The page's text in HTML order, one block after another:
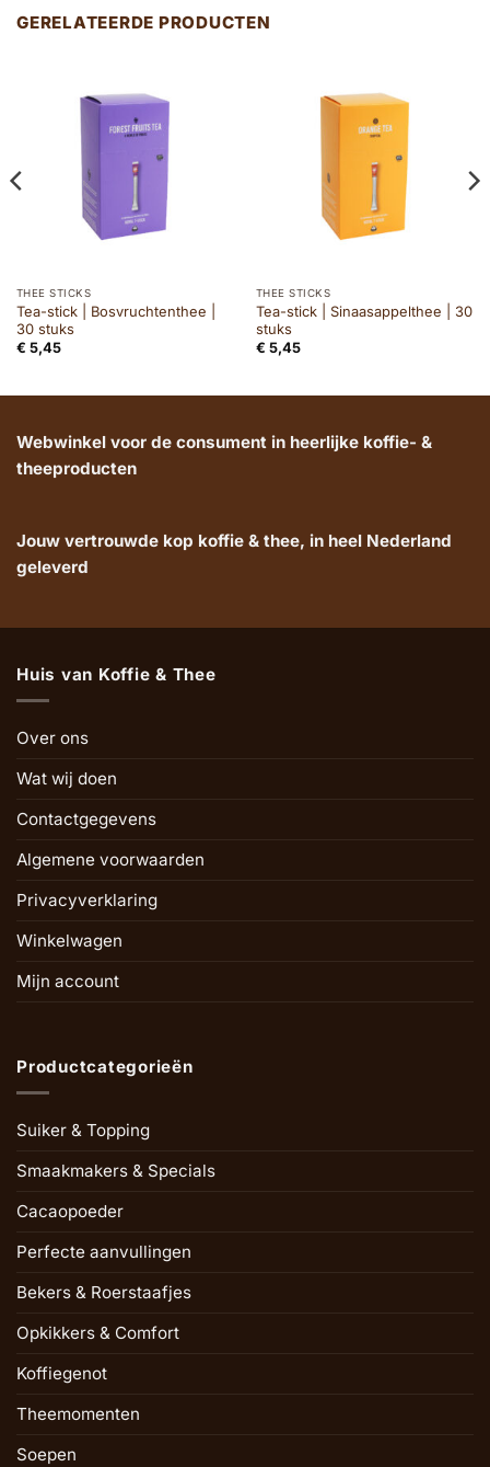
GERELATEERDE PRODUCTEN
THEE STICKS
Tea-stick | Bosvruchtenthee |
30 stuks
€ 5,45
THEE STICKS
Tea-stick | Sinaasappelthee | 30
stuks
€ 5,45
Webwinkel voor de consument in heerlijke koffie- &
theeproducten
Jouw vertrouwde kop koffie & thee, in heel Nederland
geleverd
Huis van Koffie & Thee
Over ons
Wat wij doen
Contactgegevens
Algemene voorwaarden
Privacyverklaring
Winkelwagen
Mijn account
Productcategorieën
Suiker & Topping
Smaakmakers & Specials
Cacaopoeder
Perfecte aanvullingen
Bekers & Roerstaafjes
Opkikkers & Comfort
Koffiegenot
Theemomenten
Soepen